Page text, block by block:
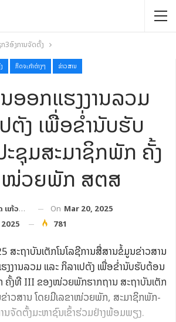
3ອົງການຈັດຕັ້ງ
ກິດຈະກຳຕ່າງໆ ຂ່າວສານ
ອອກແຮງງານລວມ
ຕັງ ເພື່ອຂໍ່ານັບຮັບ
ຊຸມສະມາຊິກພັກ ຄັ້ງ
ໜ່ວຍພັກ ສຕສ
ປະເສີດ On Mar 20, 2025
781
ສະຖາບັນເຕັກໂນໂລຊີການສື່ສານຂໍ້ມູນຂ່າວສານ
ງງານລວມ ແລະ ກິລາເປຕັງ ເພື່ອຂໍ່ານັບຮັບຕ້ອນ
ຄັ້ງທີ III ຂອງໜ່ວຍພັກຮາກຖານ ສະຖາບັນເຕັກ
າວສານ ໂດຍມີເລຂາໜ່ວຍພັກ, ສະມາຊິກພັກ-
ນຈັດຕັ້ງມະຫາຊົນເຂົ້າຮ່ວມຢ່າງພ້ອມພຽງ.